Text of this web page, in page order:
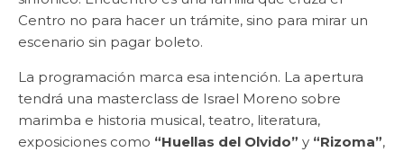
Centro no para hacer un trámite, sino para mirar un
escenario sin pagar boleto.
La programación marca esa intención. La apertura
tendrá una masterclass de Israel Moreno sobre
marimba e historia musical, teatro, literatura,
exposiciones como “Huellas del Olvido” y “Rizoma”,